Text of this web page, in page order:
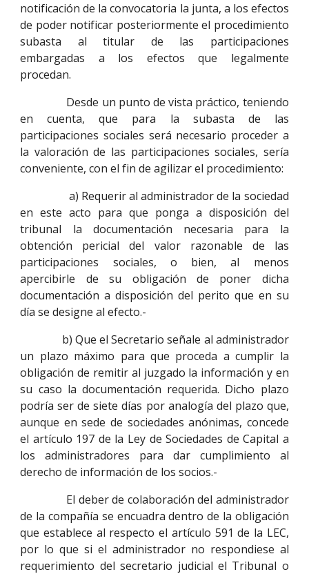
notificación de la convocatoria la junta, a los efectos
de poder notificar posteriormente el procedimiento
subasta al titular de las participaciones
embargadas a los efectos que legalmente
procedan.
Desde un punto de vista práctico, teniendo
en cuenta, que para la subasta de las
participaciones sociales será necesario proceder a
la valoración de las participaciones sociales, sería
conveniente, con el fin de agilizar el procedimiento:
a) Requerir al administrador de la sociedad
en este acto para que ponga a disposición del
tribunal la documentación necesaria para la
obtención pericial del valor razonable de las
participaciones sociales, o bien, al menos
apercibirle de su obligación de poner dicha
documentación a disposición del perito que en su
día se designe al efecto.-
b) Que el Secretario señale al administrador
un plazo máximo para que proceda a cumplir la
obligación de remitir al juzgado la información y en
su caso la documentación requerida. Dicho plazo
podría ser de siete días por analogía del plazo que,
aunque en sede de sociedades anónimas, concede
el artículo 197 de la Ley de Sociedades de Capital a
los administradores para dar cumplimiento al
derecho de información de los socios.-
El deber de colaboración del administrador
de la compañía se encuadra dentro de la obligación
que establece al respecto el artículo 591 de la LEC,
por lo que si el administrador no respondiese al
requerimiento del secretario judicial el Tribunal o